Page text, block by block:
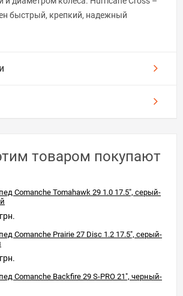
быстрый, крепкий, надежный
товаром покупают
Comanche Tomahawk 29 1.0 17.5", серый-
Comanche Prairie 27 Disc 1.2 17.5", серый-
Comanche Backfire 29 S-PRO 21", черный-